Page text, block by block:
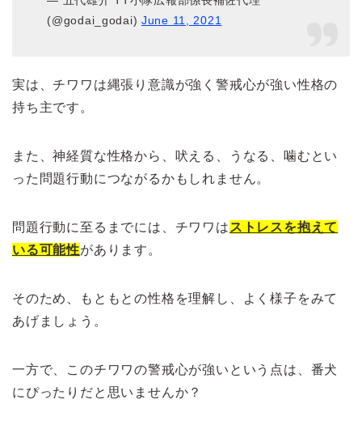
(@godai_godai) June 11, 2021
実は、チワワは縄張り意識が強く警戒心が強い性格の
持ち主です。
また、神経質な性格から、吠える、うなる、噛むとい
った問題行動につながるかもしれません。
問題行動に至るまでには、チワワは ストレスを抱えて
いる可能性があります。
そのため、もともとの性格を理解し、よく様子をみて
あげましょう。
一方で、このチワワの警戒心が強いという点は、番犬
にぴったりだと思いませんか？